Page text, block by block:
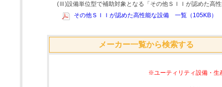
(Ⅲ)設備単位型で補助対象となる「その他ＳＩＩが認めた高
その他ＳＩＩが認めた高性能な設備 一覧（105KB）
メーカー一覧から検索する
※ユーティリティ設備・生